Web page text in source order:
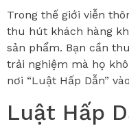
Trong thế giới viễn
thu hút khách hàng
sản phẩm. Bạn cần
trải nghiệm mà họ
nơi “Luật Hấp Dẫn”
Luật Hấp